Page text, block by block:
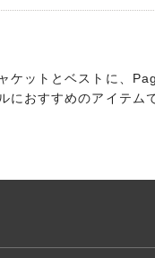
ケットとベストに、
におすすめのアイテム